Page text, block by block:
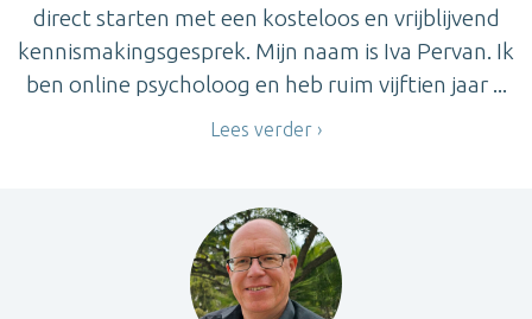
direct starten met een kosteloos en vrijblijvend
kennismakingsgesprek. Mijn naam is Iva Pervan. Ik
ben online psycholoog en heb ruim vijftien jaar ...
Lees verder